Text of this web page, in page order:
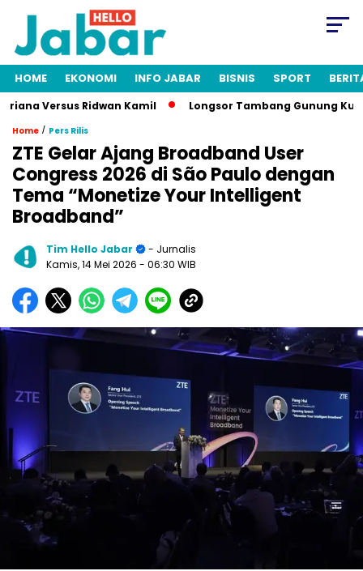
HOME EKONOMI INFO JABAR BISNIS SPORT
Versus Ridwan Kamil Longsor Tambang Gunung Kuda
Home / Pers Rilis
ZTE Gelar Ajang Broadband User
Congress 2026 di São Paulo dengan
Tema “Monetize Your Intelligent
Broadband”
Tim Hello Jabar
- Jurnalis
Kamis, 14 Mei 2026 - 06:30 WIB